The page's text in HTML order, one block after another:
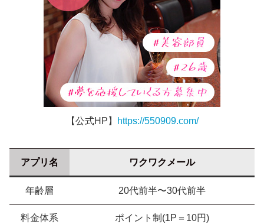
【公式HP】 https://550909.com/
アプリ名 ワクワクメール
年齢層 20代前半〜30代前半
料金体系 ポイント制(1P＝10円)